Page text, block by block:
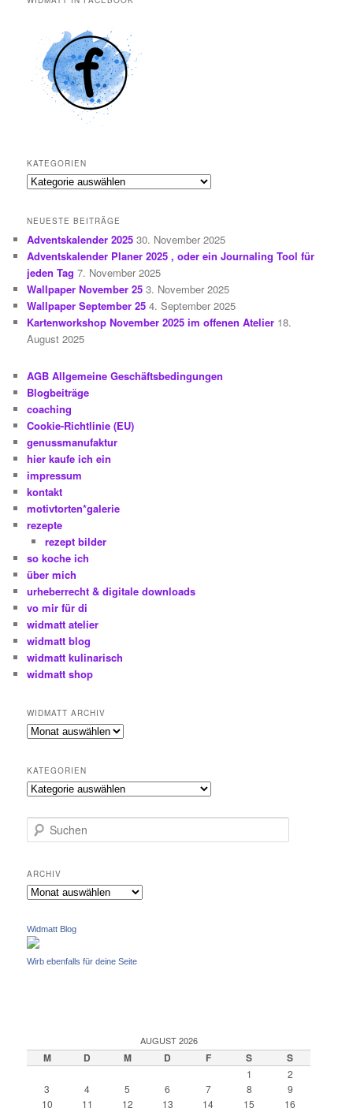
KATEGORIEN
Kategorien
NEUESTE BEITRÄGE
Adventskalender 2025 30. November 2025
Adventskalender Planer 2025 , oder ein Journaling Tool für
jeden Tag 7. November 2025
Wallpaper November 25 3. November 2025
Wallpaper September 25 4. September 2025
Kartenworkshop November 2025 im offenen Atelier 18.
August 2025
AGB Allgemeine Geschäftsbedingungen
Blogbeiträge
coaching
Cookie-Richtlinie (EU)
genussmanufaktur
hier kaufe ich ein
impressum
kontakt
motivtorten*galerie
rezepte
rezept bilder
so koche ich
über mich
urheberrecht & digitale downloads
vo mir für di
widmatt atelier
widmatt blog
widmatt kulinarisch
widmatt shop
WIDMATT ARCHIV
widmatt
KATEGORIEN
Kategorien
u
h
e
n
ARCHIV
Archiv
Widmatt Blog
Wirb ebenfalls für deine Seite
AUGUST 2026
M D M D F S S
1
2
3
4 5 6 7 8
9
10
11 12 13 14 15 16